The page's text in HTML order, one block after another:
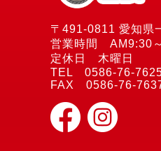
〒491-0811 愛知県
営業時間 AM9:30
定休日 木曜日
TEL 0586-76-
FAX 0586-76-